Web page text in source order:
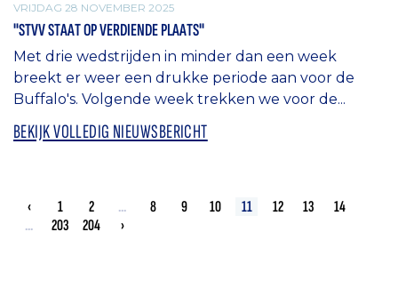
VRIJDAG 28 NOVEMBER 2025
"STVV STAAT OP VERDIENDE PLAATS"
Met drie wedstrijden in minder dan een week
breekt er weer een drukke periode aan voor de
Buffalo's. Volgende week trekken we voor de...
BEKIJK VOLLEDIG NIEUWSBERICHT
‹ 1 2 ... 8 9 10 11 12 13
14
...
203 204 ›